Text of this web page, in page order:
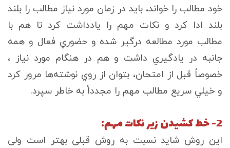
خود مطالب را خواند، بايد در زمان مورد نياز مطالب را بلند
بلند ادا كرد و نكات مهم را يادداشت كرد تا هم با
مطالب مورد مطالعه درگير شده و حضوري فعال و همه
جانبه در يادگيري داشت و هم در هنگام مورد نياز ،
خصوصاً قبل از امتحان، بتوان از روي نوشته‌ها مرور كرد
و خيلي سريع مطالب مهم را مجدداً به خاطر سپرد.
2- خط كشيدن زير نكات مهم:
اين روش شايد نسبت به روش قبلی بهتر است ولی